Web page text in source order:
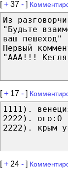
[+ 37 - ]
Из
"Будьте
ваш пешеход"
Первый
"ААА!!!
[+ 17 - ]
1111).
2222). ого:O
2222). крым
[+ 24 - ]